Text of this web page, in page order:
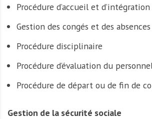
Procédure d’accueil et d’intégration
Gestion des congés et des absences
Procédure disciplinaire
Procédure d’évaluation du
Procédure de départ ou de fin de
Gestion de la sécurité sociale